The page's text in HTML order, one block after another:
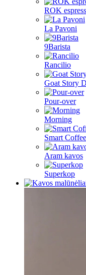
ROK
La Pavoni
9Barista
Rancilio
Goat Story
Pour-over
Morning
Smart
Aram kavos
Superkop